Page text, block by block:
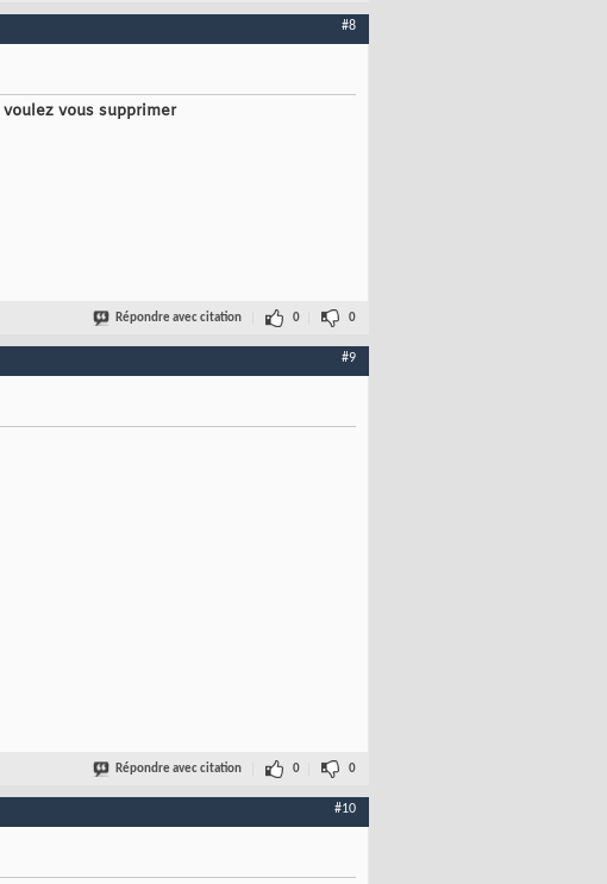
#8
voulez vous supprimer
Répondre avec citation 0 0
#9
Répondre avec citation 0 0
#10